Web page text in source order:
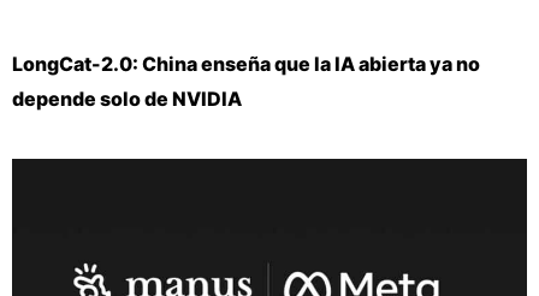
LongCat-2.0: China enseña que la IA abierta ya no
depende solo de NVIDIA